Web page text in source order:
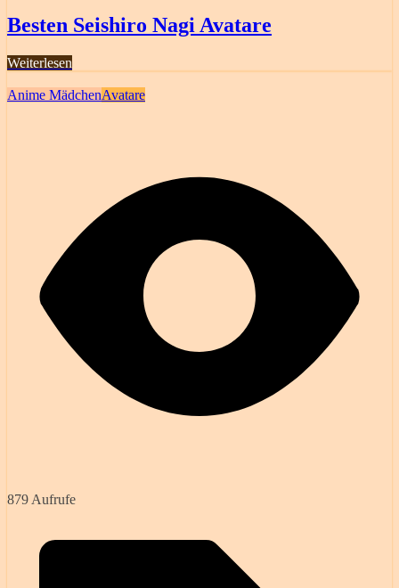
Besten Seishiro Nagi Avatare
Weiterlesen
Anime MädchenAvatare
879 Aufrufe